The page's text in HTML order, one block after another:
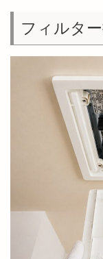
フィルタ